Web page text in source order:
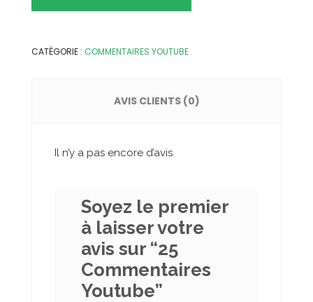
CATÉGORIE : COMMENTAIRES YOUTUBE
AVIS CLIENTS (0)
Il n’y a pas encore d’avis.
Soyez le premier
à laisser votre
avis sur “25
Commentaires
Youtube”